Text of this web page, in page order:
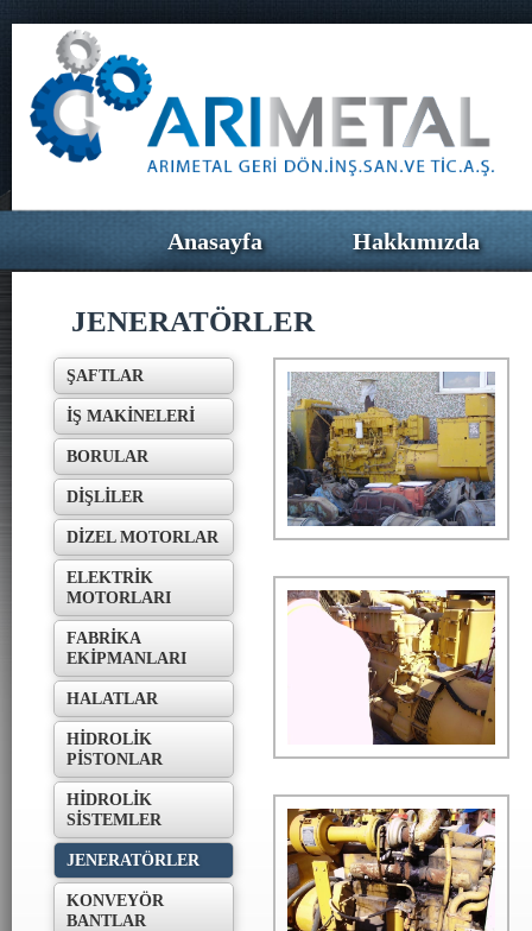
Anasayfa Hakkımızda
JENERATÖRLER
ŞAFTLAR
İŞ MAKİNELERİ
BORULAR
DİŞLİLER
DİZEL MOTORLAR
ELEKTRİK
MOTORLARI
FABRİKA
EKİPMANLARI
HALATLAR
HİDROLİK
PİSTONLAR
HİDROLİK
SİSTEMLER
JENERATÖRLER
KONVEYÖR
BANTLAR
Jeneratörler
Jeneratörler